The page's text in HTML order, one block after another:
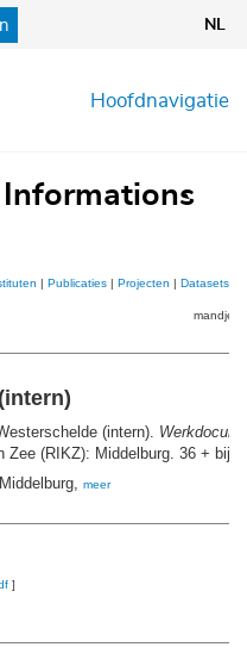
NL
Hoofdnavigatie
Informations
| Publicaties | Projecten | Datasets
mandje
(intern).
(RIKZ): Middelburg. 36 +
meer
]